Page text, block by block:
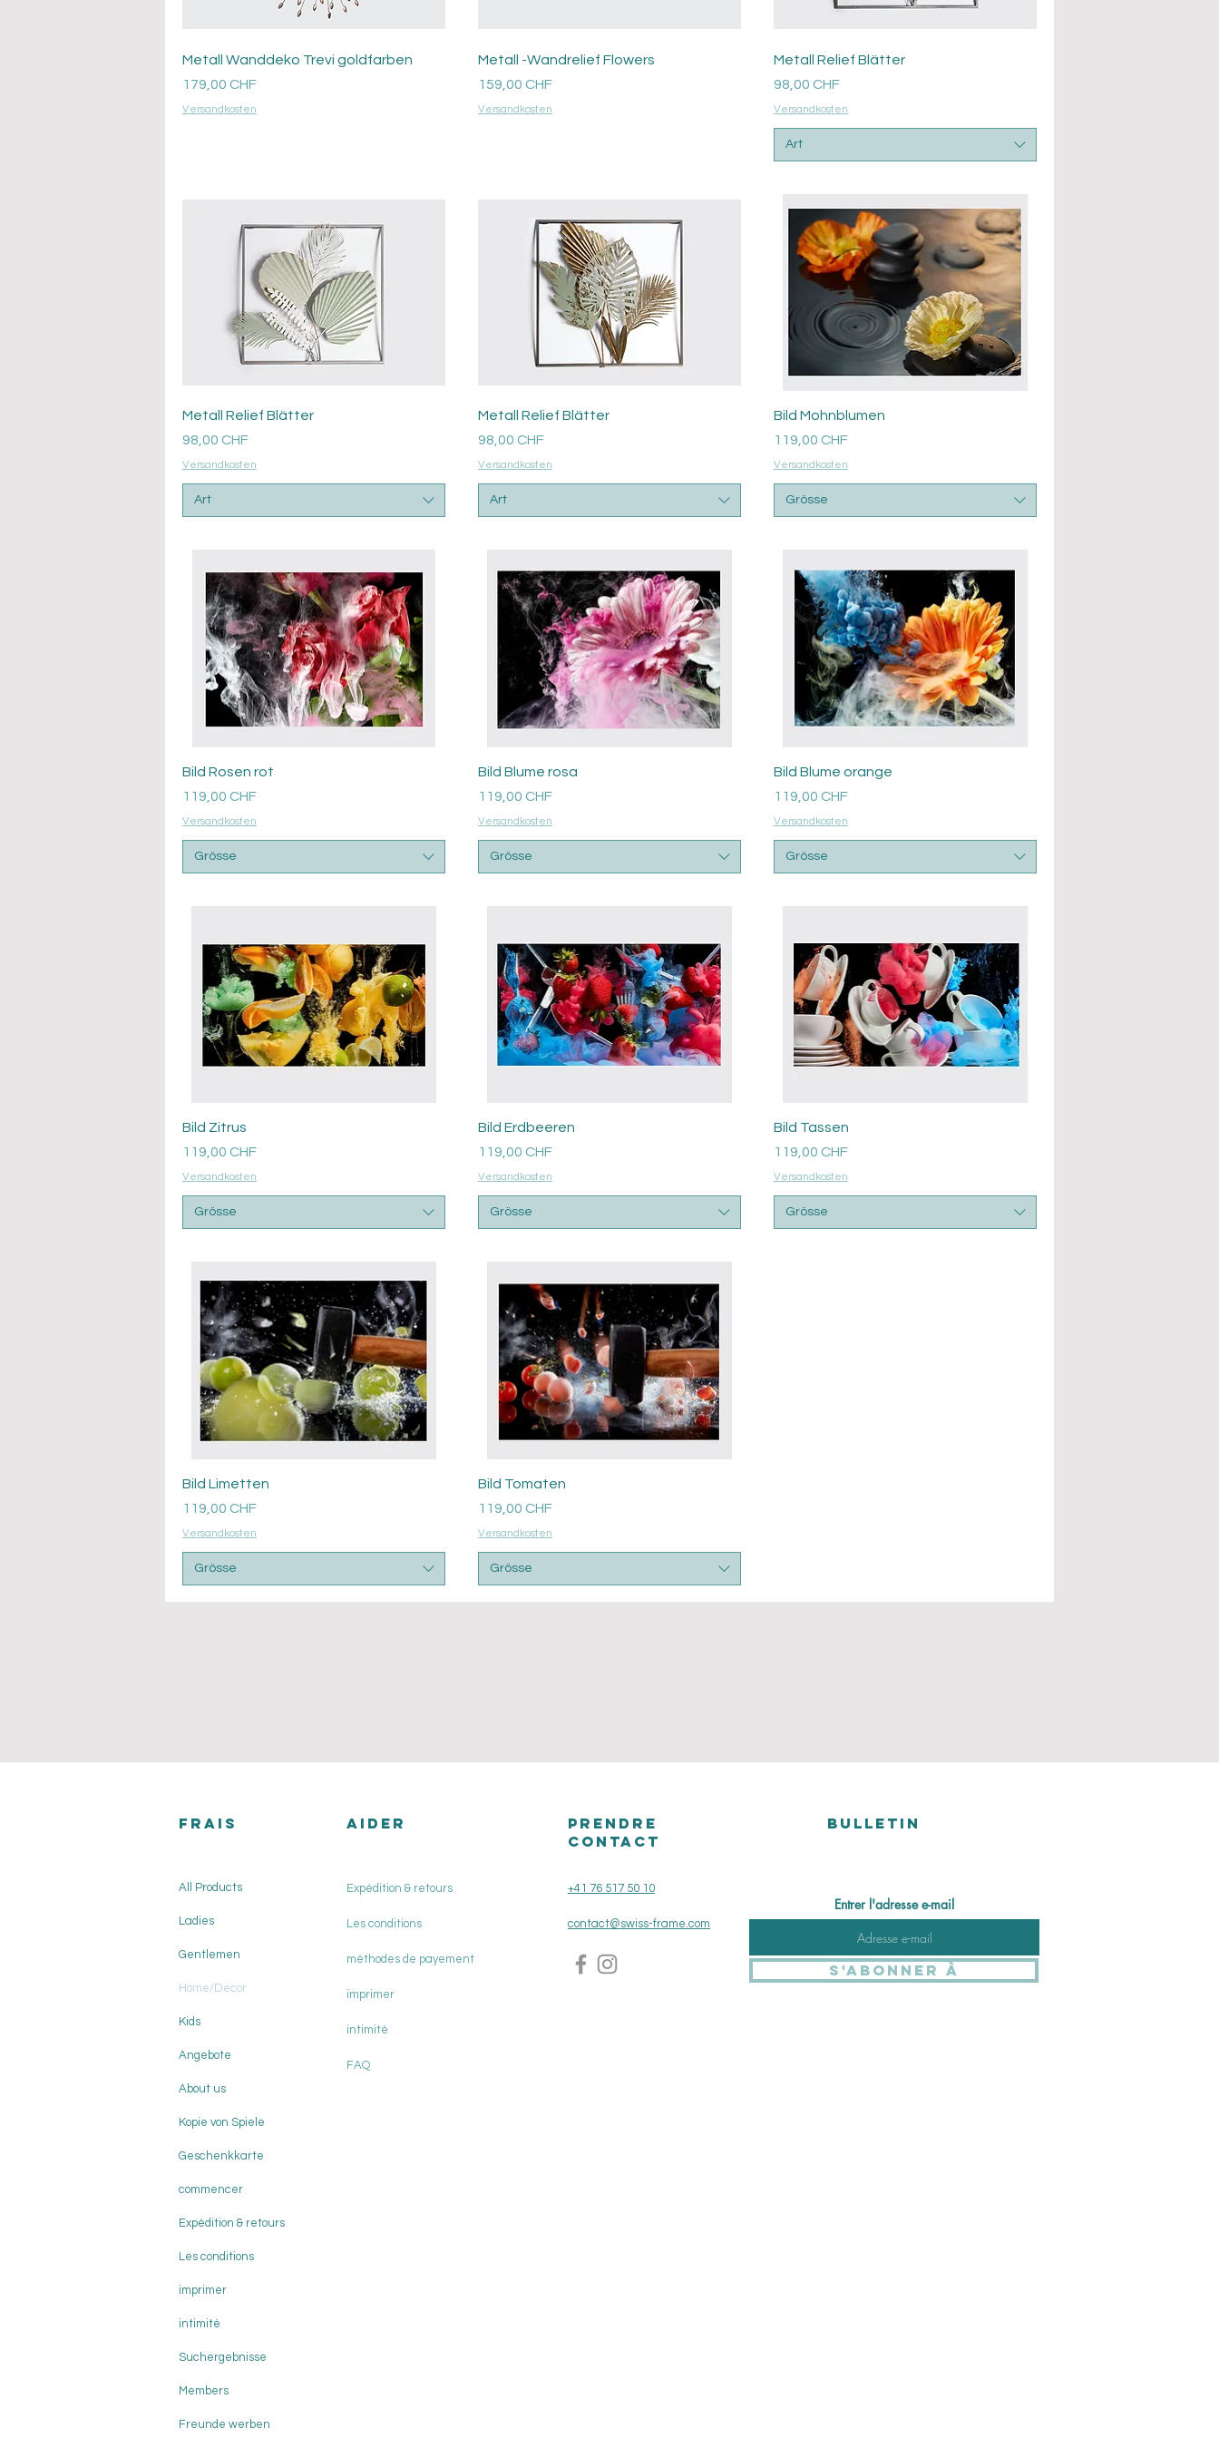
Aperçu rapide
Metall Wanddeko Trevi goldfarben
Prix
179,00 CHF
Versandkosten
Aperçu rapide
Metall -Wandrelief Flowers
Prix
159,00 CHF
Versandkosten
Aperçu rapide
Metall Relief Blätter
Prix
98,00 CHF
Versandkosten
Art
Aperçu rapide
Metall Relief Blätter
Prix
98,00 CHF
Versandkosten
Art
Aperçu rapide
Metall Relief Blätter
Prix
98,00 CHF
Versandkosten
Art
Aperçu rapide
Bild Mohnblumen
Prix
119,00 CHF
Versandkosten
Grösse
Aperçu rapide
Bild Rosen rot
Prix
119,00 CHF
Versandkosten
Grösse
Aperçu rapide
Bild Blume rosa
Prix
119,00 CHF
Versandkosten
Grösse
Aperçu rapide
Bild Blume orange
Prix
119,00 CHF
Versandkosten
Grösse
Bild Zitrus
Prix
119,00 CHF
Versandkosten
Grösse
Aperçu rapide
Bild Erdbeeren
Prix
119,00 CHF
Versandkosten
Grösse
Bild Tassen
Prix
119,00 CHF
Versandkosten
Grösse
Bild Limetten
Prix
119,00 CHF
Versandkosten
Grösse
Bild Tomaten
Prix
119,00 CHF
Versandkosten
Grösse
FRAIS
All Products
Ladies
Gentlemen
Home/Decor
Kids
Angebote
About us
Kopie von Spiele
Geschenkkarte
commencer
Expédition & retours
Les conditions
imprimer
intimité
Suchergebnisse
Members
Freunde werben
AIDER
Expédition & retours
Les conditions
méthodes de payement
imprimer
intimité
FAQ
PRENDRE
CONTACT
+41 76 517 50 10
contact@swiss-frame.com
BULLETIN
Entrer l'adresse e-mail
S'abonner à